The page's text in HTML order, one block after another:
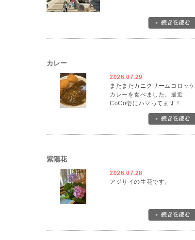
カレー
2026.07.29
またまたカニクリームコロッケ
カレーを食べました。最近
CoCo壱にハマってます！
紫陽花
2026.07.28
アジサイの生花です。